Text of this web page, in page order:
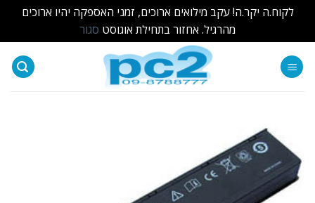
לקוח.ה יקר.ה! עקב מילואים ארוכים, זמני האספקה יהיו ארוכים
מהרגיל. אחזור בתחילת אוגוסט סגור